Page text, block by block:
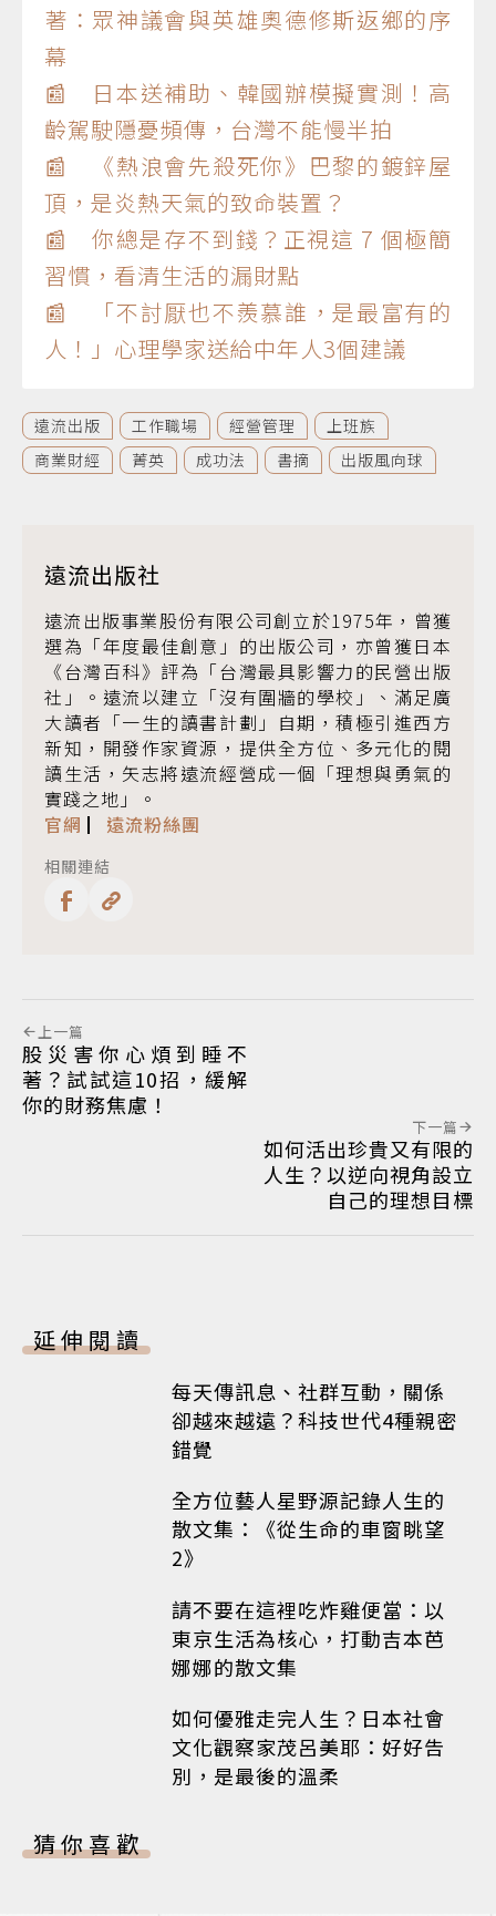
著：眾神議會與英雄奧德修斯返鄉的序
幕
📰 日本送補助、韓國辦模擬實測！高
齡駕駛隱憂頻傳，台灣不能慢半拍
📰 《熱浪會先殺死你》巴黎的鍍鋅屋
頂，是炎熱天氣的致命裝置？
📰 你總是存不到錢？正視這 7 個極簡
習慣，看清生活的漏財點
📰 「不討厭也不羨慕誰，是最富有的
人！」心理學家送給中年人3個建議
遠流出版 工作職場 經營管理
上班族
商業財經
菁英 成功法 書摘 出版風向球
遠流出版社
遠流出版事業股份有限公司創立於1975年，曾獲
選為「年度最佳創意」的出版公司，亦曾獲日本
《台灣百科》評為「台灣最具影響力的民營出版
社」。遠流以建立「沒有圍牆的學校」、滿足廣
大讀者「一生的讀書計劃」自期，積極引進西方
新知，開發作家資源，提供全方位、多元化的閱
讀生活，矢志將遠流經營成一個「理想與勇氣的
實踐之地」。
官網 ▏ 遠流粉絲團
相關連結
上一篇
股災害你心煩到睡不
著？試試這10招，緩解
你的財務焦慮！
下一篇
如何活出珍貴又有限的
人生？以逆向視角設立
自己的理想目標
延伸閱讀
每天傳訊息、社群互動，關係
卻越來越遠？科技世代4種親密
錯覺
全方位藝人星野源記錄人生的
散文集：《從生命的車窗眺望
2》
請不要在這裡吃炸雞便當：以
東京生活為核心，打動吉本芭
娜娜的散文集
如何優雅走完人生？日本社會
文化觀察家茂呂美耶：好好告
別，是最後的溫柔
猜你喜歡